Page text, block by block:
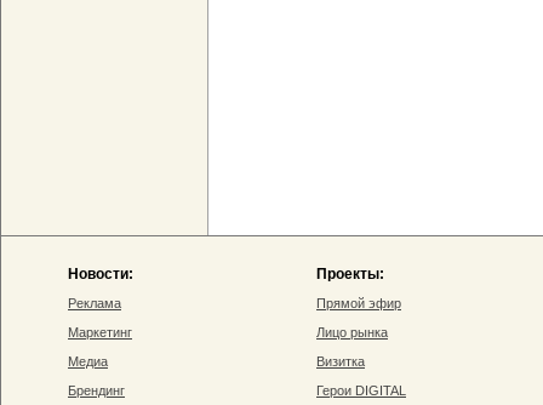
Новости:
Реклама
Маркетинг
Медиа
Брендинг
Проекты:
Прямой эфир
Лицо рынка
Визитка
Герои DIGITAL